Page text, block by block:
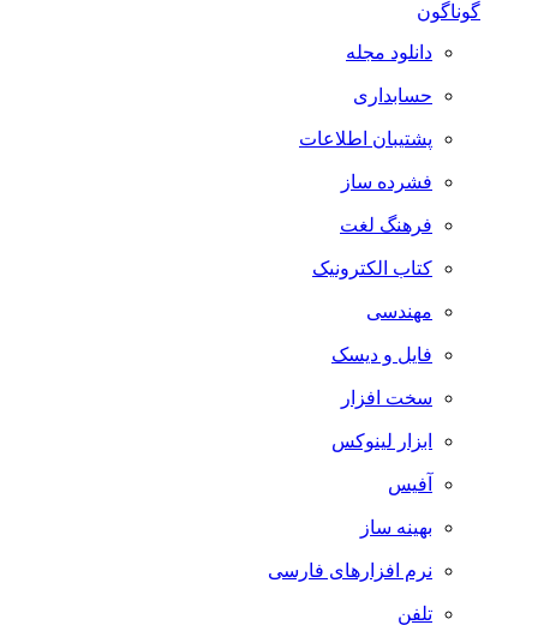
گوناگون
دانلود مجله
حسابداری
پشتیبان اطلاعات
فشرده ساز
فرهنگ لغت
کتاب الکترونیک
مهندسی
فایل و دیسک
سخت افزار
ابزار لینوکس
آفیس
بهینه ساز
نرم افزارهای فارسی
تلفن